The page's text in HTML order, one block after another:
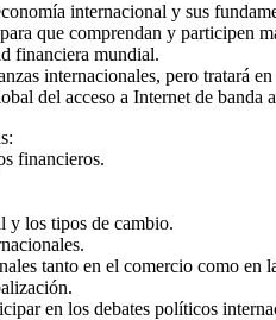
internacional y sus
que comprendan y participen
financiera mundial.
internacionales, pero tratará
del acceso a Internet de banda
financieros.
y los tipos de cambio.
tanto en el comercio como en
en los debates políticos